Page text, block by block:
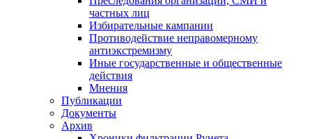
частных лиц
Избирательные кампании
Противодействие неправомерному
антиэкстремизму
Иные государственные и общественные
действия
Мнения
Публикации
Документы
Архив